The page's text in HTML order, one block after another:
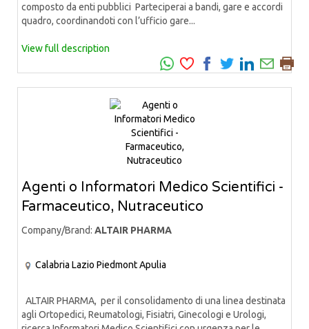
composto da enti pubblici Parteciperai a bandi, gare e accordi
quadro, coordinandoti con l’ufficio gare...
View full description
Agenti o Informatori Medico Scientifici -
Farmaceutico, Nutraceutico
Company/Brand: ALTAIR PHARMA
Calabria Lazio PiedmontApulia
ALTAIR PHARMA, per il consolidamento di una linea destinata
agli Ortopedici, Reumatologi, Fisiatri, Ginecologi e Urologi,